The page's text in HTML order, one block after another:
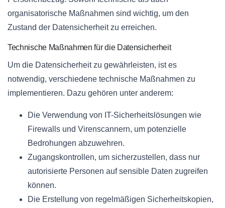
organisatorische Maßnahmen sind wichtig, um den
Zustand der Datensicherheit zu erreichen.
Technische Maßnahmen für die Datensicherheit
Um die Datensicherheit zu gewährleisten, ist es
notwendig, verschiedene technische Maßnahmen zu
implementieren. Dazu gehören unter anderem:
Die Verwendung von IT-Sicherheitslösungen wie
Firewalls und Virenscannern, um potenzielle
Bedrohungen abzuwehren.
Zugangskontrollen, um sicherzustellen, dass nur
autorisierte Personen auf sensible Daten zugreifen
können.
Die Erstellung von regelmäßigen Sicherheitskopien,